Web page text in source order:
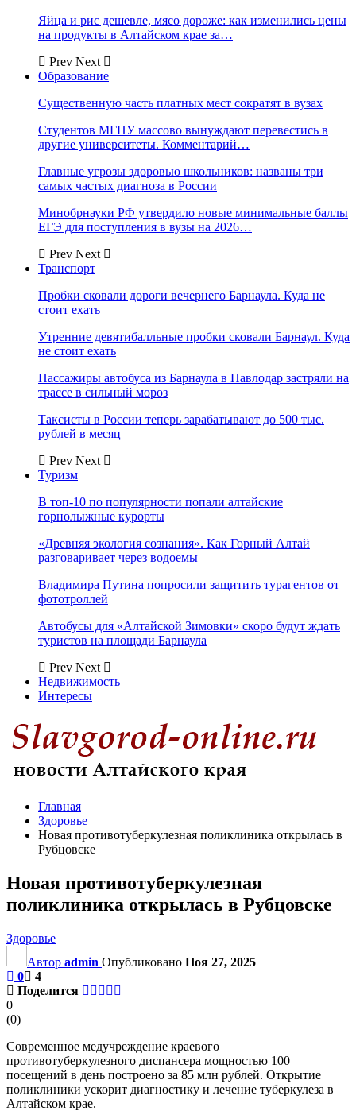
Яйца и рис дешевле, мясо дороже: как изменились цены
на продукты в Алтайском крае за…
Prev Next
Образование
Существенную часть платных мест сократят в вузах
Студентов МГПУ массово вынуждают перевестись в
другие университеты. Комментарий…
Главные угрозы здоровью школьников: названы три
самых частых диагноза в России
Минобрнауки РФ утвердило новые минимальные баллы
ЕГЭ для поступления в вузы на 2026…
Prev Next
Транспорт
Пробки сковали дороги вечернего Барнаула. Куда не
стоит ехать
Утренние девятибалльные пробки сковали Барнаул. Куда
не стоит ехать
Пассажиры автобуса из Барнаула в Павлодар застряли на
трассе в сильный мороз
Таксисты в России теперь зарабатывают до 500 тыс.
рублей в месяц
Prev Next
Туризм
В топ-10 по популярности попали алтайские
горнолыжные курорты
«Древняя экология сознания». Как Горный Алтай
разговаривает через водоемы
Владимира Путина попросили защитить турагентов от
фототроллей
Автобусы для «Алтайской Зимовки» скоро будут ждать
туристов на площади Барнаула
Prev Next
Недвижимость
Интересы
Главная
Здоровье
Новая противотуберкулезная поликлиника открылась в
Рубцовске
Новая противотуберкулезная
поликлиника открылась в Рубцовске
Здоровье
Автор admin Опубликовано Ноя 27, 2025
0
4
Поделится
0
(0)
Современное медучреждение краевого
противотуберкулезного диспансера мощностью 100
посещений в день построено за 85 млн рублей. Открытие
поликлиники ускорит диагностику и лечение туберкулеза в
Алтайском крае.